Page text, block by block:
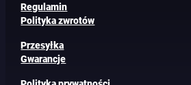
Regulamin
Polityka zwrotów
Przesyłka
Gwarancje